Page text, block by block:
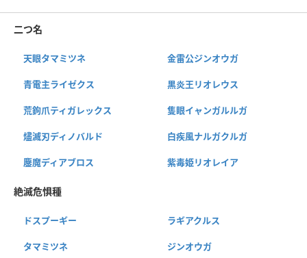
二つ名
天眼タマミツネ 金雷公ジンオウガ
青電主ライゼクス 黒炎王リオレウス
荒鉤爪ティガレックス 隻眼イャンガルルガ
燼滅刃ディノバルド 白疾風ナルガクルガ
鏖魔ディアブロス 紫毒姫リオレイア
絶滅危惧種
ドスプーギー ラギアクルス
タマミツネ ジンオウガ